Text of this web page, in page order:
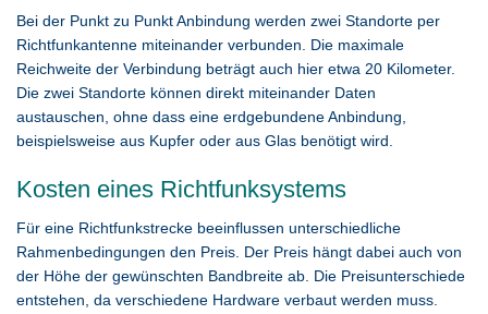
Bei der Punkt zu Punkt Anbindung werden zwei Standorte per
Richtfunkantenne miteinander verbunden. Die maximale
Reichweite der Verbindung beträgt auch hier etwa 20 Kilometer.
Die zwei Standorte können direkt miteinander Daten
austauschen, ohne dass eine erdgebundene Anbindung,
beispielsweise aus Kupfer oder aus Glas benötigt wird.
Kosten eines Richtfunksystems
Für eine Richtfunkstrecke beeinflussen unterschiedliche
Rahmenbedingungen den Preis. Der Preis hängt dabei auch von
der Höhe der gewünschten Bandbreite ab. Die Preisunterschiede
entstehen, da verschiedene Hardware verbaut werden muss.